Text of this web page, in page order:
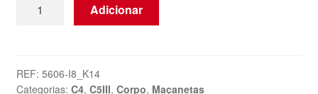
Traseiro
Cinza
Adicionar
REF: 5606-I8_K14
Categorias: C4, C5III, Corpo, Maçanetas